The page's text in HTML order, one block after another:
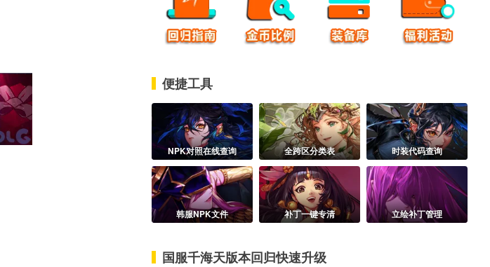
便捷工具
NPK对照在线查询 全跨区分类表 时装代码查询
韩服NPK文件 补丁一键专清 立绘补丁管理
国服千海天版本回归快速升级